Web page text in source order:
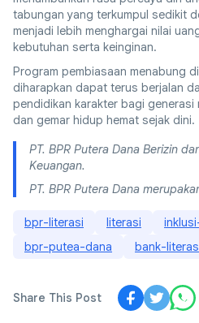
tabungan yang terkumpul sedikit
menjadi lebih menghargai nilai
kebutuhan serta keinginan.
Program pembiasaan menabung
diharapkan dapat terus berjalan
pendidikan karakter bagi generasi
dan gemar hidup hemat sejak dini.
PT. BPR Putera Dana Berizin
Keuangan.
PT. BPR Putera Dana
bpr-literasi literasi
bpr-putea-dana
bank-
Share This Post